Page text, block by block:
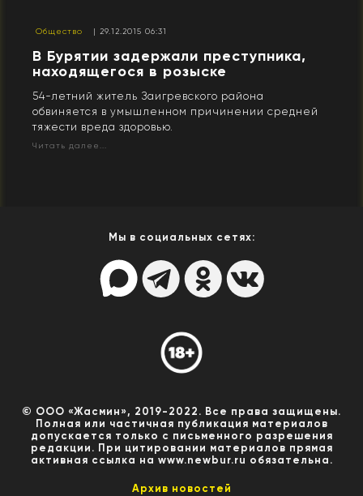
Общество | 29.12.2015 06:31
В Бурятии задержали преступника,
находящегося в розыске
54-летний житель Заигревского района
обвиняется в умышленном причинении средней
тяжести вреда здоровью.
Читать далее...
Мы в социальных сетях:
© ООО «Жасмин», 2019-2022. Все права защищены.
Полная или частичная публикация материалов
допускается только с письменного разрешения
редакции. При цитировании материалов прямая
активная ссылка на www.newbur.ru обязательна.
Архив новостей